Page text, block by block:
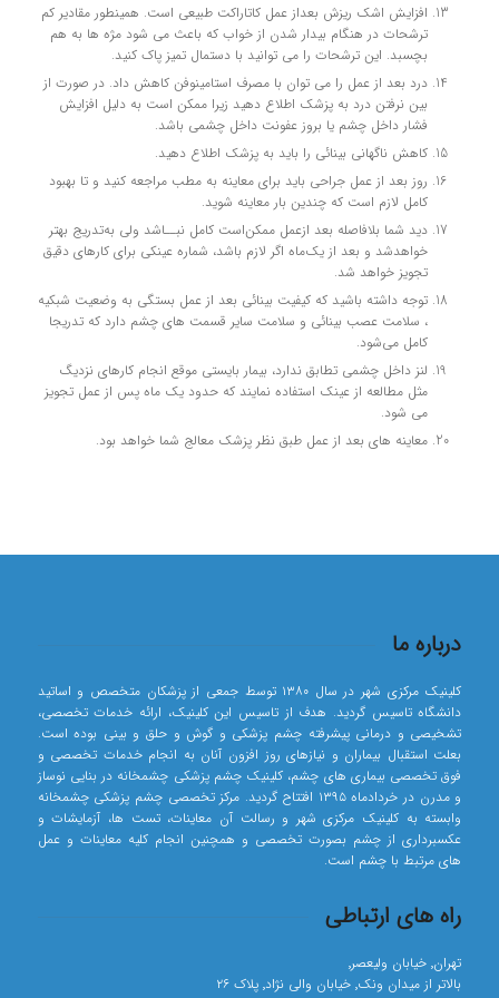
افزايش اشك ريزش بعداز عمل كاتاراكت طبيعي است. همينطور مقادير كم
ترشحات در هنگام بيدار شدن از خواب که باعث مي شود مژه ها به هم
بچسبد. اين ترشحات را مي توانيد با دستمال تميز پاک کنيد.
درد بعد از عمل را مي توان با مصرف استامينوفن كاهش داد. در صورت از
بين نرفتن درد به پزشك اطلاع دهيد زيرا ممكن است به دليل افزايش
فشار داخل چشم یا بروز عفونت داخل چشمی باشد.
كاهش ناگهاني بينائي را بايد به پزشك اطلاع دهيد.
روز بعد از عمل جراحي بايد براي معاينه به مطب مراجعه کنيد و تا بهبود
كامل لازم است كه چندين بار معاينه شويد.
ديد شما بلافاصله بعد ازعمل ممكن‌است كامل نبــاشد ولي به‌تدريج بهتر
خواهد‌شد و بعد از يك‌ماه اگر لازم باشد، شماره عينكي براي كارهاي دقيق
تجويز خواهد شد.
توجه داشته باشيد كه كيفيت بينائي بعد از عمل بستگي به وضعيت شبكيه
، سلامت عصب بينائي و سلامت ساير قسمت هاي چشم دارد که تدريجا
كامل مي‌شود.
لنز داخل چشمي تطابق ندارد، بيمار بايستي موقع انجام كارهاي نزديگ
مثل مطالعه از عينک استفاده نمايند که حدود يک ماه پس از عمل تجويز
مي شود.
معاینه های بعد از عمل طبق نظر پزشک معالج شما خواهد بود.
درباره ما
کلینیک مرکزی شهر در سال ۱۳۸۰ توسط جمعی از پزشکان متخصص و اساتید
دانشگاه تاسیس گردید. هدف از تاسیس این کلینیک، ارائه خدمات تخصصی،
تشخیصی و درمانی پیشرفته چشم پزشکی و گوش و حلق و بینی بوده است.
بعلت استقبال بیماران و نیازهای روز افزون آنان به انجام خدمات تخصصی و
فوق تخصصی بیماری های چشم، کلینیک چشم پزشکی چشمخانه در بنایی نوساز
و مدرن در خردادماه ۱۳۹۵ افتتاح گردید. مرکز تخصصی چشم پزشکی چشمخانه
وابسته به کلینیک مرکزی شهر و رسالت آن معاینات، تست ها، آزمایشات و
عکسبرداری از چشم بصورت تخصصی و همچنین انجام کلیه معاینات و عمل
های مرتبط با چشم است.
راه های ارتباطی
تهران٬ خیابان ولیعصر٬
بالاتر از میدان ونک٬ خیابان والی نژاد٬ پلاک ۲۶